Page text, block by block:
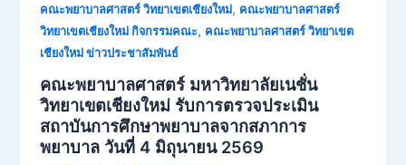
คณะพยาบาลศาสตร์ วิทยาเขตเชียงใหม่, คณะพยาบาลศาสตร์
วิทยาเขตเชียงใหม่ กิจกรรมคณะ, คณะพยาบาลศาสตร์ วิทยาเขต
เชียงใหม่ ข่าวประชาสัมพันธ์
คณะพยาบาลศาสตร์ มหาวิทยาลัยเนชั่น
วิทยาเขตเชียงใหม่ รับการตรวจประเมิน
สถาบันการศึกษาพยาบาลจากสภาการ
พยาบาล วันที่ 4 มิถุนายน 2569